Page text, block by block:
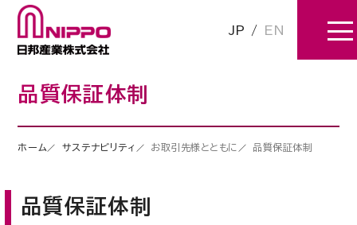
JP / EN
品質保証体制
ホーム サステナビリティ お取引先様とともに 品質保証体制
品質保証体制